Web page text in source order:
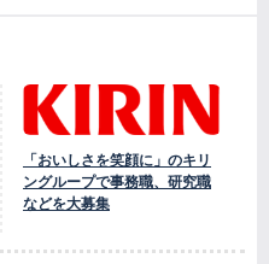
「おいしさを笑顔に」のキリ
ングループで事務職、研究職
などを大募集